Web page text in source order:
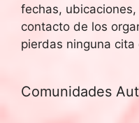
fechas,
contacto de los
pierdas ninguna
Comunidades